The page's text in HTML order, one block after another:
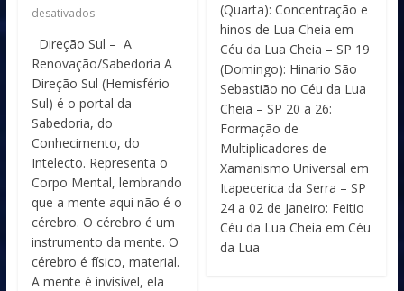
desativados
Direção Sul – A
Renovação/Sabedoria A
Direção Sul (Hemisfério
Sul) é o portal da
Sabedoria, do
Conhecimento, do
Intelecto. Representa o
Corpo Mental, lembrando
que a mente aqui não é o
cérebro. O cérebro é um
instrumento da mente. O
cérebro é físico, material.
A mente é invisível, ela
(Quarta): Concentração e
hinos de Lua Cheia em
Céu da Lua Cheia – SP 19
(Domingo): Hinario São
Sebastião no Céu da Lua
Cheia – SP 20 a 26:
Formação de
Multiplicadores de
Xamanismo Universal em
Itapecerica da Serra – SP
24 a 02 de Janeiro: Feitio
Céu da Lua Cheia em Céu
da Lua